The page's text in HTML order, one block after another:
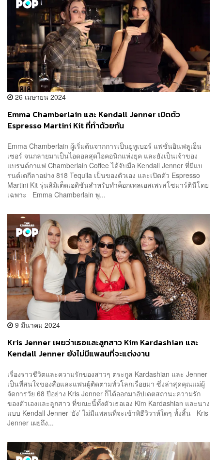
26 เมษายน 2024
Emma Chamberlain และ Kendall Jenner เปิดตัว
Espresso Martini Kit ที่ทำด้วยกัน
Emma Chamberlain ผู้เริ่มต้นจากการเป็นยูทูเบอร์ แฟชั่นอินฟลูเอ็น
เซอร์ จนกลายมาเป็นไอดอลสุดไอคอนิกแห่งยุค และยังเป็นเจ้าของ
แบรนด์กาแฟ Chamberlain Coffee ได้จับมือ Kendall Jenner ที่มีแบ
รนด์เตกีลาอย่าง 818 Tequila เป็นของตัวเอง และเปิดตัว Espresso
Martini Kit รุ่นลิมิเต็ดเอดิชันสำหรับทำค็อกเทลเอสเพรสโซมาร์ตินีโดย
เฉพาะ Emma Chamberlain พู...
9 มีนาคม 2024
Kris Jenner เผยว่าเธอและลูกสาว Kim Kardashian และ
Kendall Jenner ยังไม่มีแพลนที่จะแต่งงาน
เรื่องราวชีวิตและความรักของสาวๆ ตระกูล Kardashian และ Jenner
เป็นที่สนใจของสื่อและแฟนผู้ติดตามทั่วโลกเรื่อยมา ซึ่งล่าสุดคุณแม่ผู้
จัดการวัย 68 ปีอย่าง Kris Jenner ก็ได้ออกมาอัปเดตสถานะความรัก
ของตัวเองและลูกสาว ที่ขณะนี้ทั้งตัวเธอเอง Kim Kardashian และนาง
แบบ Kendall Jenner ‘ยัง’ ไม่มีแพลนที่จะเข้าพิธีวิวาห์ใดๆ ทั้งสิ้น Kris
Jenner เผยถึง...